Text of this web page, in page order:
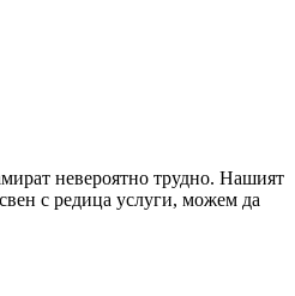
невероятно трудно. Нашият
с редица услуги, можем да